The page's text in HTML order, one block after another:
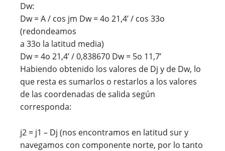
Dw:
Dw = A / cos jm Dw = 4o 21,4’ / cos 33o
(redondeamos
a 33o la latitud media)
Dw = 4o 21,4’ / 0,838670 Dw = 5o 11,7’
Habiendo obtenido los valores de Dj y de Dw, lo
que resta es sumarlos o restarlos a los valores
de las coordenadas de salida según
corresponda:
j2 = j1 – Dj (nos encontramos en latitud sur y
navegamos con componente norte, por lo tanto